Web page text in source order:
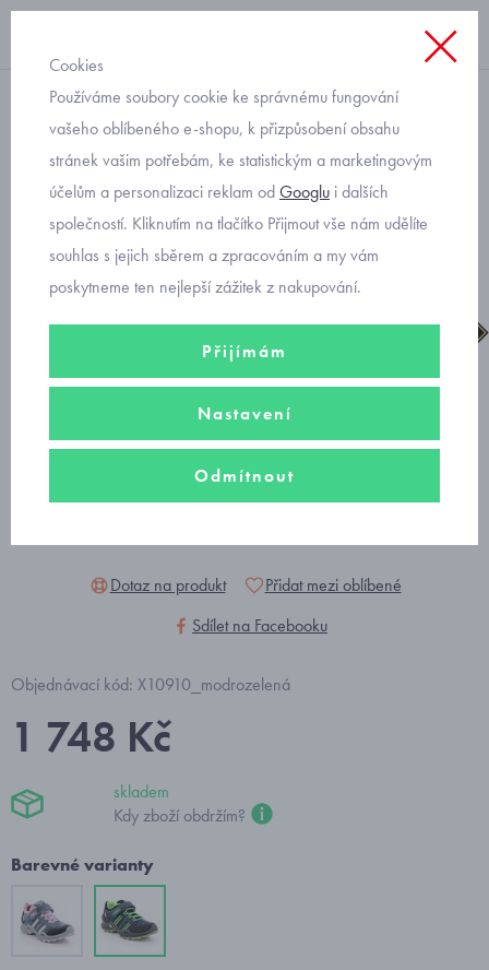
chlapecké
Primigi 5879522 dětské
boty Gore-tex
Dotaz na produkt
Přidat mezi oblíbené
Sdílet na Facebooku
Objednávací kód: X10910_modrozelená
1 748 Kč
skladem
Kdy zboží obdržím?
Barevné varianty
Cookies
Používáme soubory cookie ke správnému fungování
vašeho oblíbeného e-shopu, k přizpůsobení obsahu
stránek vašim potřebám, ke statistickým a marketingovým
účelům a personalizaci reklam odGooglu i dalších
společností. Kliknutím na tlačítko Přijmout vše nám udělíte
souhlas s jejich sběrem a zpracováním a my vám
poskytneme ten nejlepší zážitek z nakupování.
Přijímám
Nastavení
Odmítnout